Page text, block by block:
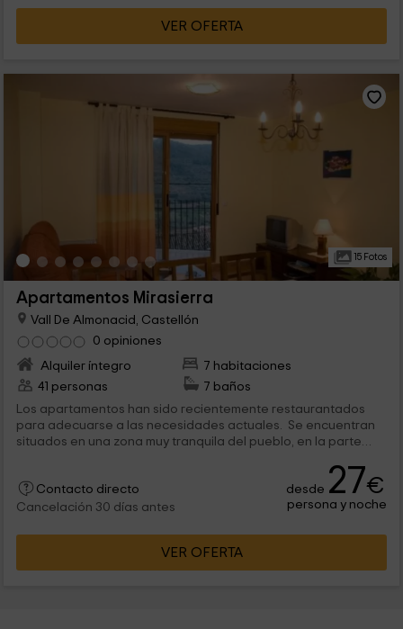
VER OFERTA
15 Fotos
Apartamentos Mirasierra
Vall De Almonacid, Castellón
0 opiniones
Alquiler íntegro
7 habitaciones
41 personas
7 baños
Los apartamentos han sido recientemente restaurantados
para adecuarse a las necesidades actuales. Se encuentran
situados en una zona muy tranquila del pueblo, en la parte
Contacto directo
Cancelación 30 días antes
desde 27€
persona y noche
VER OFERTA